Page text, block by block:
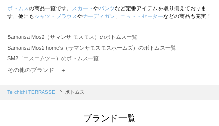
ボトムスの商品一覧です。 スカート やパンツなど定番アイテムを取り揃えておりま
す。他にもシャツ・ブラウスやカーディガン ニット・セーターなどの商品も充実！
Samansa Mos2（サマンサ モスモス）のボトムス一覧
Samansa Mos2 home's（サマンサモスモスホームズ）のボトムス一覧
SM2（エスエムツー）のボトムス一覧
TSUHARU by Samansa Mos2（ツハルバイサマンサモスモス）のボトムス一覧
Samansa Mos2 blue（サマンサモスモス ブルー）のボトムス一覧
sō4ū（ソウフォーユー）のボトムス一覧
その他のブランド ＋
Te chichi TERRASSE ボトムス
ブランド一覧